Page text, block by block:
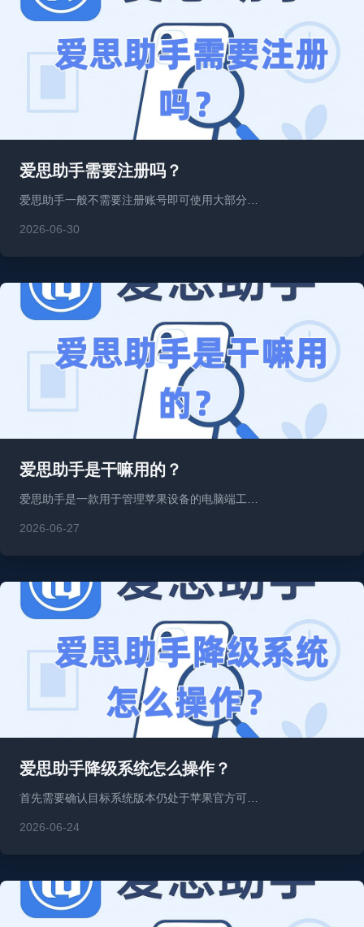
爱思助手需要注册吗？
爱思助手一般不需要注册账号即可使用大部分…
2026-06-30
爱思助手是干嘛用的？
爱思助手是一款用于管理苹果设备的电脑端工…
2026-06-27
爱思助手降级系统怎么操作？
首先需要确认目标系统版本仍处于苹果官方可…
2026-06-24